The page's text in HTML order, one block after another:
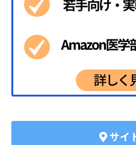
サイ